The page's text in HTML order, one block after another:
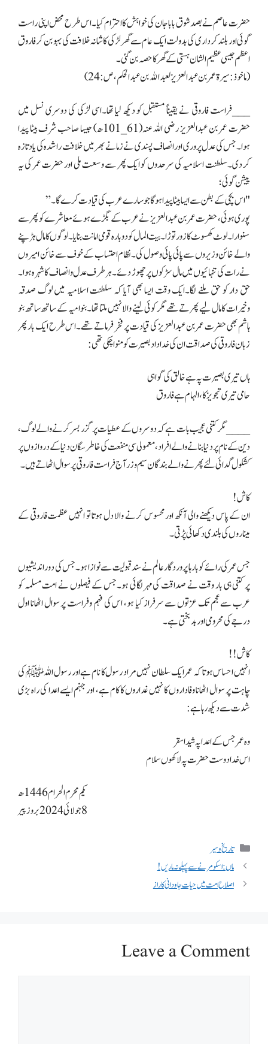
حضرت عاصم نے بصد شوق بابا جان کی خواہش کا احترام کیا۔اس طرح محض اپنی راست
گوئی اور بلند کرداری کی بدولت ایک عام سے گھر لڑکی کاشانہ خلافت کی بہو بن کر فاروق
اعظم جیسی عظیم الشان ہستی کے گھر کا حصہ بن گئی۔
(ماخوذ : سيرة عمر بن عبد العزيز لعبد الله بن عبد الحكم، ص:24)
___فراست فاروقی نے یقیناً مستقبل کو دیکھ لیا تھا۔اسی لڑکی کی دوسری نسل میں
حضرت عمر بن عبدالعزیز رضی اللہ عنہ(61_101ھ) جیسا صاحب شرف بیٹا پیدا
ہوا۔جس کی عدل پروری اور انصاف پسندی نے زمانے بھر میں خلافت راشدہ کی یاد تازہ
کر دی۔سلطنت اسلامیہ کی سرحدوں کو ایک پھر سے وسعت ملی اور حضرت عمر کی یہ
پیشن گوئی؛
"اس بچی کے بطن سے ایسا بیٹا پیدا ہوگا جو سارے عرب کی قیادت کرے گا۔”
پوری ہوئی، حضرت عمر بن عبدالعزیز نے عرب کے بگڑے ہوئے معاشرے کو پھر سے
سنوارا۔لوٹ کھسوٹ کا زور توڑا۔بیت المال کو دوبارہ قومی امانت بنایا۔لوگوں کا مال ہڑپنے
والے خائن وزیروں سے پائی پائی وصول کی۔نظام احتساب کے خوف سے خائن امیروں
نے رات کی تنہائیوں میں مال سڑکوں پر چھوڑ دئے۔ہر طرف عدل و انصاف کا شہرہ ہوا۔
حق دار کو حق ملنے لگا۔ایک وقت ایسا بھی آیا کہ سلطنت اسلامیہ میں لوگ صدقہ
وخیرات کا مال لیے پھرتے تھے مگر کوئی لینے والا نہیں ملتا تھا۔بنو امیہ کے ساتھ ساتھ بنو
ہاشم بھی حضرت عمر بن عبدالعزیز کی قیادت پر فخر فرماتے تھے۔اس طرح ایک بار پھر
زبان فاروقی کی صداقت ان کی خدا داد بصیرت کو منوا چکی تھی:
ہاں تیری بصیرت پہ ہے خالق کی گواہی
حامی تیری تجویز کا، الہام ہے فاروق
____مگر کتنی عجیب بات ہے کہ دوسروں کے عطیات پر گزر بسر کرنے والے لوگ،
دین کے نام پر دنیا بنانے والے افراد، معمولی سی منفعت کی خاطر سگان دنیا کے دروازوں پر
کشکول گدائی لئے پھرنے والے بندگان سیم و زر آج فراست فاروقی پر سوال اٹھاتے ہیں۔
کاش!
ان کے پاس دیکھنے والی آنکھ اور محسوس کرنے والا دل ہوتا تو انہیں عظمت فاروقی کے
میناروں کی بلندی دکھائی پڑتی۔
جس عمر کی رائے کو بارہا پروردگار عالم نے سند قبولیت سے نوازا ہو۔جس کی دور اندیشیوں
پر کتنی ہی بار وقت نے صداقت کی مہر لگائی ہو۔جس کے فیصلوں نے امت مسلمہ کو
عرب سے عجم تک عزتوں سے سرفراز کیا ہو، اس کی فہم وفراست پر سوال اٹھانا اول
درجے کی محرومی اور بد بختی ہے۔
کاش !!
انہیں احساس ہوتا کہ عمر ایک سلطان نہیں مراد رسول کا نام ہے اور رسول اللہ ﷺ کی
چاہت پر سوال اٹھانا وفاداروں کا نہیں غداروں کا کام ہے، اور جہنم ایسے اعدا کی راہ بڑی
شدت سے دیکھ رہا ہے:
وہ عمر جس کے اعدا پہ شیدا سقر
اس خدا دوست حضرت پہ لاکھوں سلام
یکم محرم الحرام 1446ھ
8 جولائی 2024 بروز پیر
تاریخ و سیر
ماں: اسکو مرنے سے پہلے نہ ماریں!
اصلاح امت میں حیات جاودانی کا راز
Leave a Comment